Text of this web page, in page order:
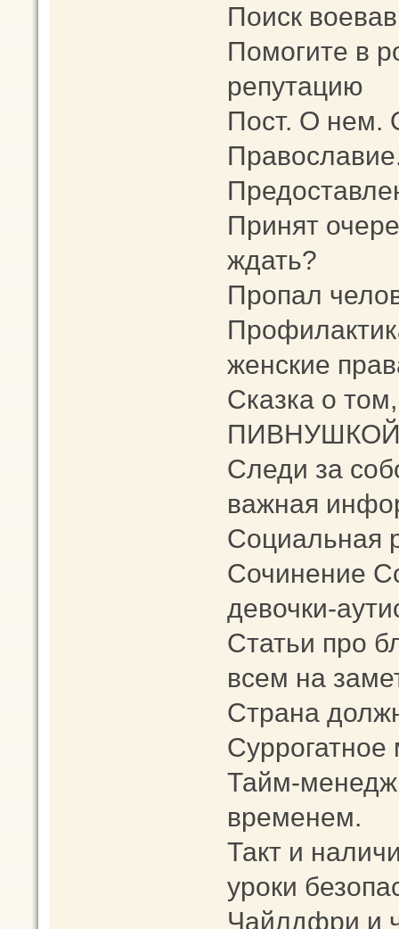
Поиск
Помогите в
репутацию
Пост. О нем.
Принят
ждать?
Пропал
женские
Сказка о
Следи за
важная
Социальная
Сочинение
девочки-
Статьи про
всем на
Страна
Суррогатное
Тайм-
временем.
Такт и
уроки
Чайлдфри и